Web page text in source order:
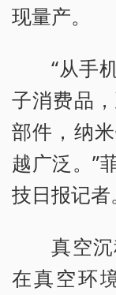
现量产。
“从手
子消费品
部件，纳
越广泛。”
技日报记者。
真空
在真空环